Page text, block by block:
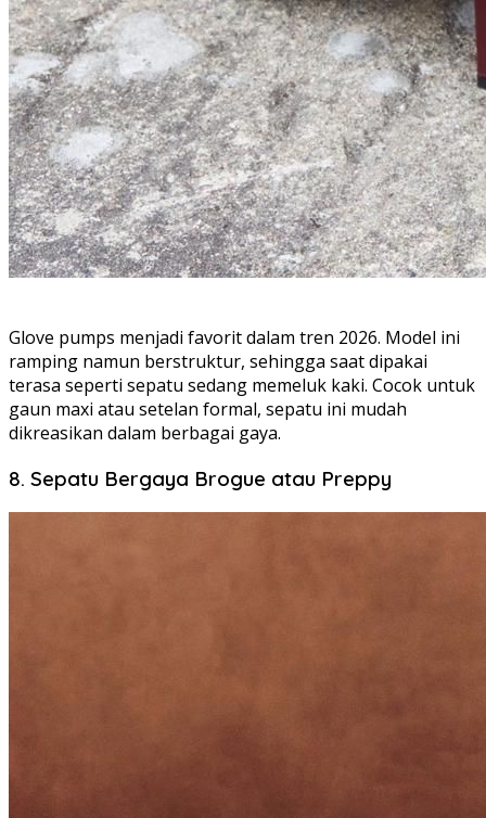
Glove pumps menjadi favorit dalam tren 2026. Model ini
ramping namun berstruktur, sehingga saat dipakai
terasa seperti sepatu sedang memeluk kaki. Cocok untuk
gaun maxi atau setelan formal, sepatu ini mudah
dikreasikan dalam berbagai gaya.
8. Sepatu Bergaya Brogue atau Preppy